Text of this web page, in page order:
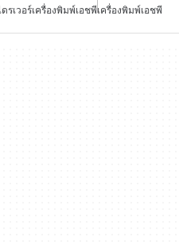
ดรเวอร์เครื่องพิมพ์เอชพีเครื่องพิมพ์เอชพี